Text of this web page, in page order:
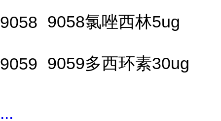
9058 9058氯唑西林5ug
9059 9059多西环素30ug
...